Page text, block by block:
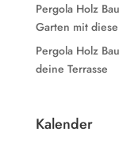
Pergola Holz
Garten mit
Pergola Holz
deine Terrasse
Kalender